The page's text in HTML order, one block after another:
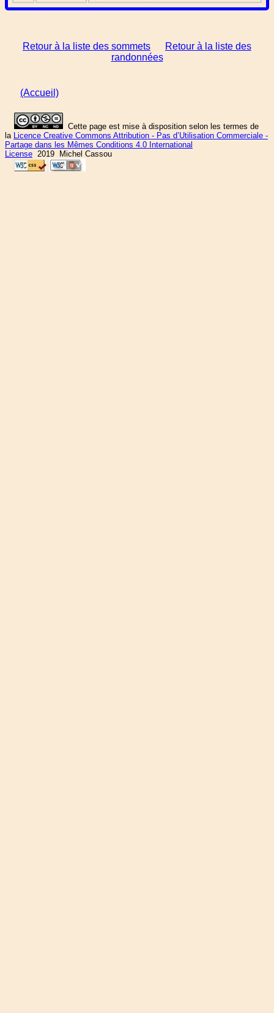
Retour à la liste des sommets
Retour à la liste des
randonnées
(Accueil)
Cette page est mise à disposition selon les termes de
la Licence Creative Commons Attribution - Pas d’Utilisation Commerciale -
Partage dans les Mêmes Conditions 4.0 International
License 2019 Michel Cassou